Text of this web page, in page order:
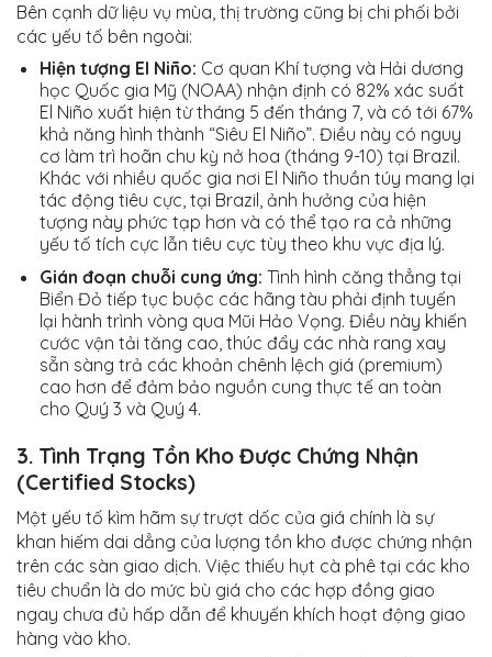
Bên cạnh dữ liệu vụ mùa, thị trường cũng bị chi phối bởi
các yếu tố bên ngoài:
Hiện tượng El Niño: Cơ quan Khí tượng và Hải dương
học Quốc gia Mỹ (NOAA) nhận định có 82% xác suất
El Niño xuất hiện từ tháng 5 đến tháng 7, và có tới 67%
khả năng hình thành “Siêu El Niño”. Điều này có nguy
cơ làm trì hoãn chu kỳ nở hoa (tháng 9-10) tại Brazil.
Khác với nhiều quốc gia nơi El Niño thuần túy mang lại
tác động tiêu cực, tại Brazil, ảnh hưởng của hiện
tượng này phức tạp hơn và có thể tạo ra cả những
yếu tố tích cực lẫn tiêu cực tùy theo khu vực địa lý.
Gián đoạn chuỗi cung ứng: Tình hình căng thẳng tại
Biển Đỏ tiếp tục buộc các hãng tàu phải định tuyến
lại hành trình vòng qua Mũi Hảo Vọng. Điều này khiến
cước vận tải tăng cao, thúc đẩy các nhà rang xay
sẵn sàng trả các khoản chênh lệch giá (premium)
cao hơn để đảm bảo nguồn cung thực tế an toàn
cho Quý 3 và Quý 4.
3. Tình Trạng Tồn Kho Được Chứng Nhận
(Certified Stocks)
Một yếu tố kìm hãm sự trượt dốc của giá chính là sự
khan hiếm dai dẳng của lượng tồn kho được chứng nhận
trên các sàn giao dịch. Việc thiếu hụt cà phê tại các kho
tiêu chuẩn là do mức bù giá cho các hợp đồng giao
ngay chưa đủ hấp dẫn để khuyến khích hoạt động giao
hàng vào kho.